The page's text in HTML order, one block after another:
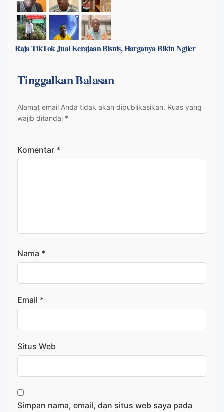
Raja TikTok Jual Kerajaan Bisnis, Harganya Bikin Ngiler
Tinggalkan Balasan
Alamat email Anda tidak akan dipublikasikan. Ruas yang
wajib ditandai *
Komentar *
Nama *
Email *
Situs Web
Simpan nama, email, dan situs web saya pada